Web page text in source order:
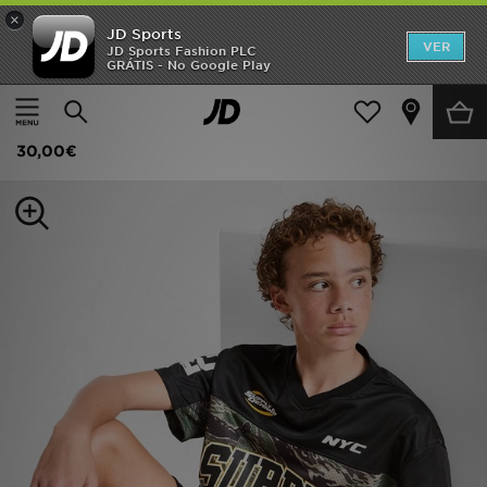
×
JD Sports
JD Sports Fashion PLC
GRÁTIS - No Google Play
VER
Página principal
Criança Roupa de Júnior (8-15 Anos)
Supply & Demand Verde T-Shirt Junior
30,00€
INÍCIO
Promoções
MULHER
DESPORTO
FUTEBOL JD